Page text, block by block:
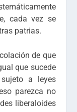
cada vez se
patrias.
de que
que sucede
a leyes
parezca no
liberaloides